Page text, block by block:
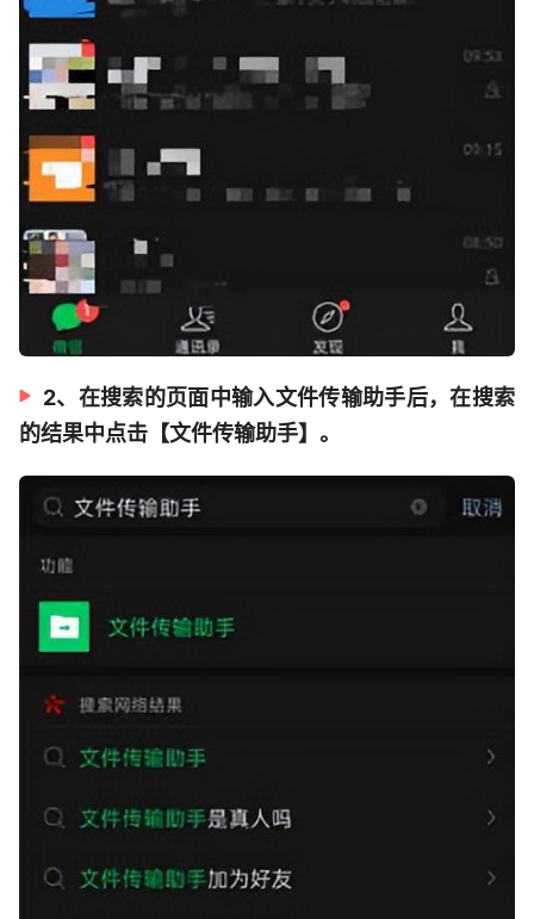
2、在搜索的页面中输入文件传输助手后，在搜索
的结果中点击【文件传输助手】。